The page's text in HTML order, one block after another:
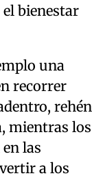
bienestar
una
recorrer
rehén
mientras los
las
a los